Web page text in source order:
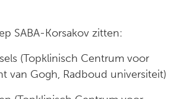
SABA-Korsakov zitten:
(Topklinisch Centrum voor
van Gogh, Radboud universiteit)